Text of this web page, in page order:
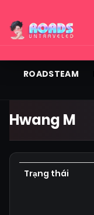
ROADSTEAM
Hwang M
Trạng thái